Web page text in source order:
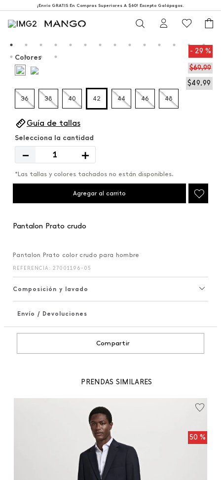
¡Envío GRATIS En Compras Superiores A $60! Excepto Galápagos.
29 %
$69,99
$49,99
Colores
36 38 40 42 44 46 48
Guía de tallas
＋
－
*Las tallas y colores tachados no están disponibles.
Agregar al carrito
Pantalon Prato crudo
Pantalon Prato color crudo para hombre
REFERENCIA : 27001196-05
Composición y lavado
Envío / Devoluciones
Compartir
PRENDAS SIMILARES
50 %